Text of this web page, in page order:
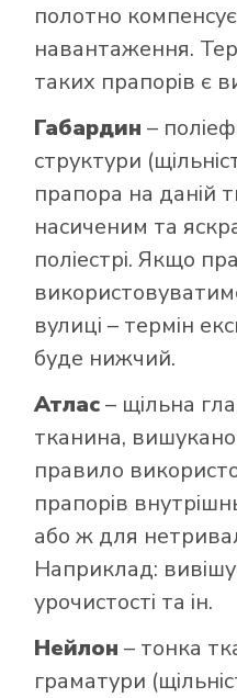
полотно компенсує
навантаження.
таких прапорів є
Габардин –
структури
прапора на даній
насиченим та
поліестрі. Якщо
вулиці – термін
буде нижчий.
Атлас– щільна
тканина,
правило
прапорів
або ж для
Наприклад:
урочистості та ін.
Нейлон – тонка
граматури